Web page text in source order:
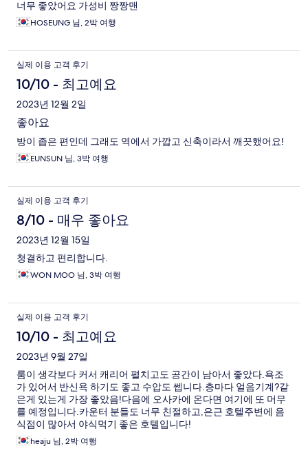
너무 좋았어요 가성비 짱짱맨
HOSEUNG 님, 2박 여행
실제 이용 고객 후기
10/10 - 최고예요
2023년 12월 2일
좋아요
방이 좁은 편인데 그래도 역에서 가깝고 신축이라서 깨끗했어요!
EUNSUN 님, 3박 여행
실제 이용 고객 후기
8/10 - 매우 좋아요
2023년 12월 15일
청결하고 편리합니다.
WON MOO 님, 3박 여행
실제 이용 고객 후기
10/10 - 최고예요
2023년 9월 27일
룸이 생각보다 커서 캐리어 펼치고도 공간이 남아서 좋았다.욕조
가 있어서 반신욕 하기도 좋고 수압도 쎕니다.층마다 얼음기계?같
은게 있는게 가장 좋았음!다음에 오사카에 온다면 여기에 또 머무
를 예정입니다.카운터 분들도 너무 친절하고,은근 호텔주변에 음
식점이 많아서 야식먹기 좋은 호텔입니다!
heaju 님, 2박 여행